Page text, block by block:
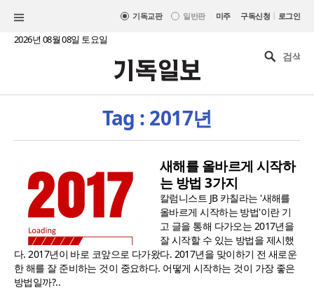
기독교판 일반판 미주 구독신청 | 로그인
2026년 08월 08일 토요일
Tag : 2017년
새해를 올바르게 시작하
는 방법 3가지
칼럼니스트 JB 카칠라는 '새해를
올바르게 시작하는 방법'이란 기
고 글을 통해 다가오는 2017년을
잘 시작할 수 있는 방법을 제시했
다. 2017년이 바로 코앞으로 다가왔다. 2017년을 맞이하기 전 새로운
한 해를 잘 준비하는 것이 중요하다. 어떻게 시작하는 것이 가장 좋은
방법일까?..